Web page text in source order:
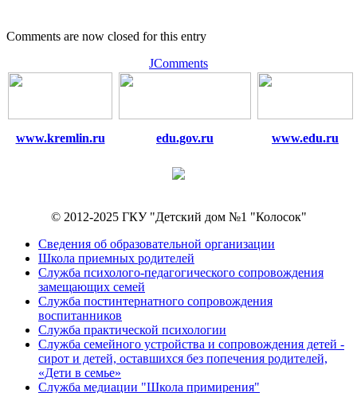
Comments are now closed for this entry
JComments
www.kremlin.ru edu.gov.ru www.edu.ru
© 2012-2025 ГКУ "Детский дом №1 "Колосок"
Сведения об образовательной организации
Школа приемных родителей
Служба психолого-педагогического сопровождения
замещающих семей
Cлужба постинтернатного сопровождения
воспитанников
Служба практической психологии
Служба семейного устройства и сопровождения детей -
сирот и детей, оставшихся без попечения родителей,
«Дети в семье»
Служба медиации "Школа примирения"